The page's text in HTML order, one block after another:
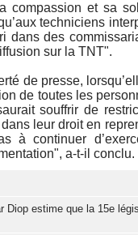
et sa
techniciens
dans des
sur la TNT".
de presse,
de toutes les
souffrir de
leur droit en
à continuer
a-t-il conclu.
Diop estime que la 15e